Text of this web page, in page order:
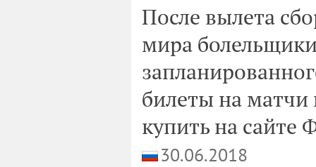
После вылета
мира
билеты на
купить на
30.06.2018